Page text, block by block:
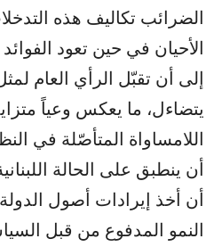
الضرائب تكاليف هذه
الأحيان في حين تعود الفوائد
إلى أن تقبّل الرأي العام
يتضاءل، ما يعكس وعياً
اللامساواة المتأصّلة في
أن ينطبق على الحالة
أن أخذ إيرادات أصول
النمو المدفوع من قبل